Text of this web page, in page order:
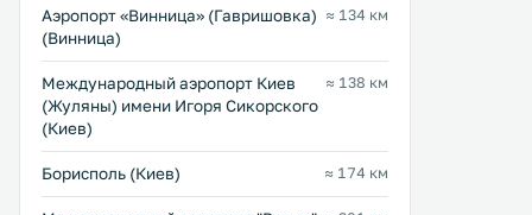
Аэропорт «Винница» (Гавришовка)
(Винница)
≈ 134 км
Международный аэропорт Киев
(Жуляны) имени Игоря Сикорского
(Киев)
≈ 138 км
Борисполь (Киев) ≈ 174 км